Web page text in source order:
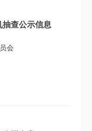
抽查公示信息
会